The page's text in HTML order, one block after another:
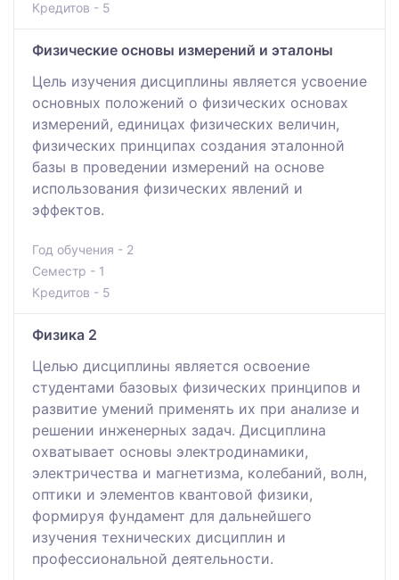
Кредитов - 5
Физические основы измерений и эталоны
Цель изучения дисциплины является усвоение
основных положений о физических основах
измерений, единицах физических величин,
физических принципах создания эталонной
базы в проведении измерений на основе
использования физических явлений и
эффектов.
Год обучения - 2
Семестр - 1
Кредитов - 5
Физика 2
Целью дисциплины является освоение
студентами базовых физических принципов и
развитие умений применять их при анализе и
решении инженерных задач. Дисциплина
охватывает основы электродинамики,
электричества и магнетизма, колебаний, волн,
оптики и элементов квантовой физики,
формируя фундамент для дальнейшего
изучения технических дисциплин и
профессиональной деятельности.